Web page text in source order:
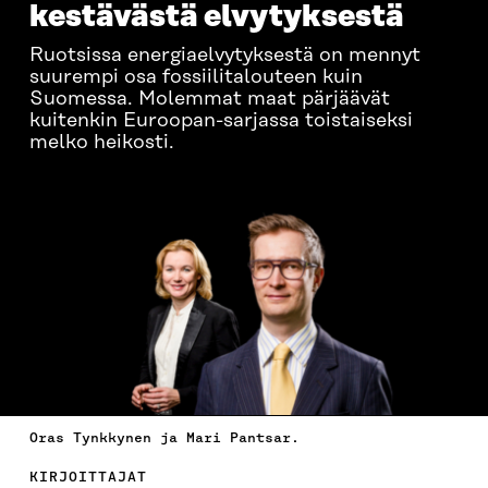
kestävästä elvytyksestä
Ruotsissa energiaelvytyksestä on mennyt
suurempi osa fossiilitalouteen kuin
Suomessa. Molemmat maat pärjäävät
kuitenkin Euroopan-sarjassa toistaiseksi
melko heikosti.
Oras Tynkkynen ja Mari Pantsar.
KIRJOITTAJAT